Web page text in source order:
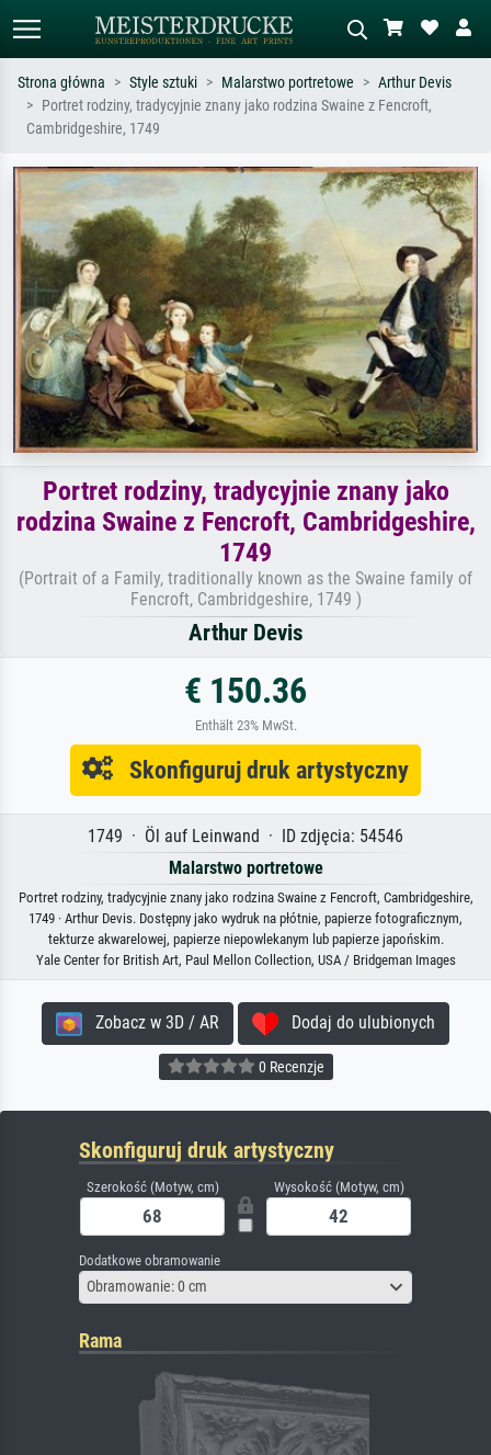
Wyszukiwanie standardowe
Monet, Gwiaździsta noc,
impresjonizm, fala Hokusaia, akt.
abstrakcja z czerwienią, ciemny olej,
stojący akt obok drzewa.
Strona główna Style sztuki Malarstwo portretowe
Arthur Devis
Portret rodziny, tradycyjnie znany jako rodzina Swaine z Fencroft,
Cambridgeshire, 1749
Portret rodziny, tradycyjnie znany jako
rodzina Swaine z Fencroft, Cambridgeshire,
1749
(Portrait of a Family, traditionally known as the Swaine family of
Fencroft, Cambridgeshire, 1749 )
Arthur Devis
€ 150.36
Enthält 23% MwSt.
Skonfiguruj druk artystyczny
1749 · Öl auf Leinwand · ID zdjęcia: 54546
Malarstwo portretowe
Portret rodziny, tradycyjnie znany jako rodzina Swaine z Fencroft, Cambridgeshire,
1749 · Arthur Devis. Dostępny jako wydruk na płótnie, papierze fotograficznym,
tekturze akwarelowej, papierze niepowlekanym lub papierze japońskim.
Yale Center for British Art, Paul Mellon Collection, USA / Bridgeman Images
Zobacz w 3D / AR Dodaj do ulubionych
0 Recenzje
Skonfiguruj druk artystyczny
Szerokość (Motyw, cm) Wysokość (Motyw, cm)
Dodatkowe obramowanie
Obramowanie: 0 cm
Rama